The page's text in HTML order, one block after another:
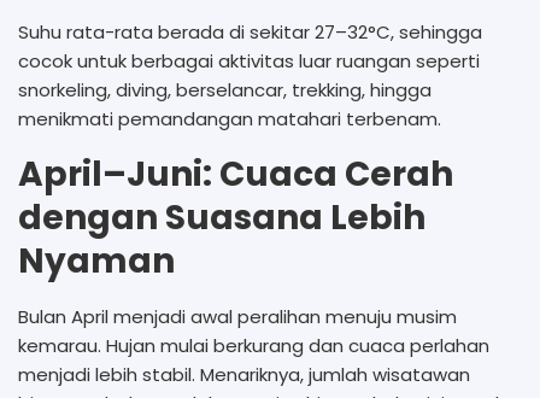
Suhu rata-rata berada di sekitar 27–32°C, sehingga
cocok untuk berbagai aktivitas luar ruangan seperti
snorkeling, diving, berselancar, trekking, hingga
menikmati pemandangan matahari terbenam.
April–Juni: Cuaca Cerah
dengan Suasana Lebih
Nyaman
Bulan April menjadi awal peralihan menuju musim
kemarau. Hujan mulai berkurang dan cuaca perlahan
menjadi lebih stabil. Menariknya, jumlah wisatawan